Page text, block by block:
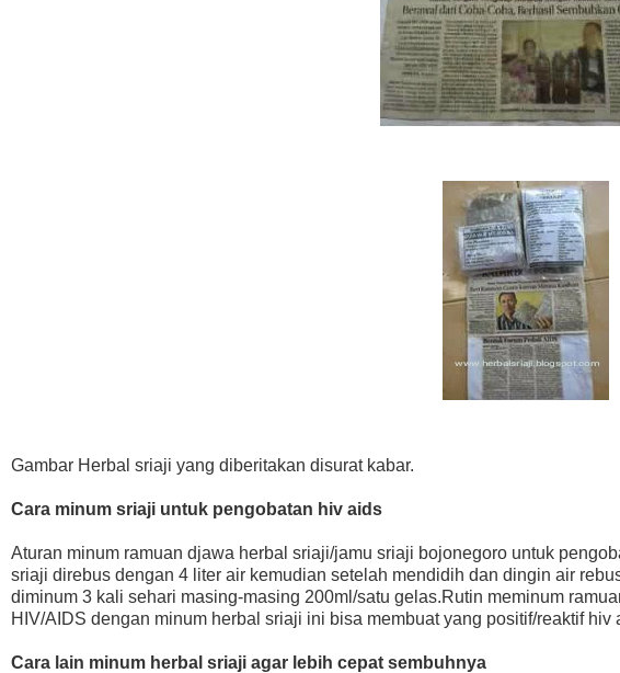
Gambar Herbal sriaji yang diberitakan disurat kabar.
Cara minum sriaji untuk pengobatan hiv aids
Aturan minum ramuan djawa herbal sriaji/jamu sriaji bojonegoro untuk
sriaji direbus dengan 4 liter air kemudian setelah mendidih dan dingin air
diminum 3 kali sehari masing-masing 200ml/satu gelas.Rutin meminum
HIV/AIDS dengan minum herbal sriaji ini bisa membuat yang positif/reaktif
Cara lain minum herbal sriaji agar lebih cepat sembuhnya